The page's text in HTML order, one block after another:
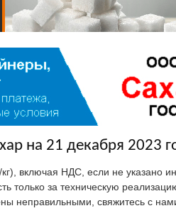
на 21 декабря 2023
включая НДС, если не указано
только за техническую
неправильными, свяжитесь с